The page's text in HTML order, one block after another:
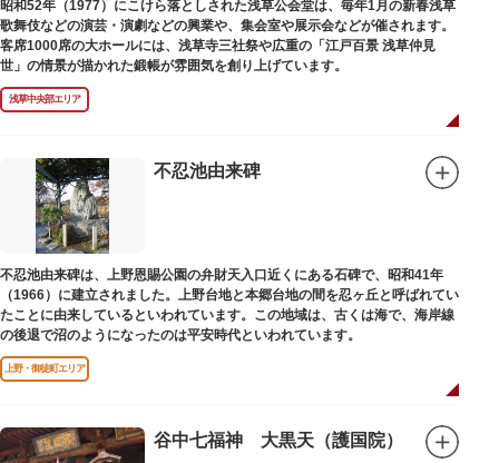
昭和52年（1977）にこけら落としされた浅草公会堂は、毎年1月の新春浅草
歌舞伎などの演芸・演劇などの興業や、集会室や展示会などが催されます。
客席1000席の大ホールには、浅草寺三社祭や広重の「江戸百景 浅草仲見
世」の情景が描かれた鍛帳が雰囲気を創り上げています。
浅草中央部エリア
不忍池由来碑
不忍池由来碑は、上野恩賜公園の弁財天入口近くにある石碑で、昭和41年
（1966）に建立されました。上野台地と本郷台地の間を忍ヶ丘と呼ばれてい
たことに由来しているといわれています。この地域は、古くは海で、海岸線
の後退で沼のようになったのは平安時代といわれています。
上野・御徒町エリア
谷中七福神 大黒天（護国院）